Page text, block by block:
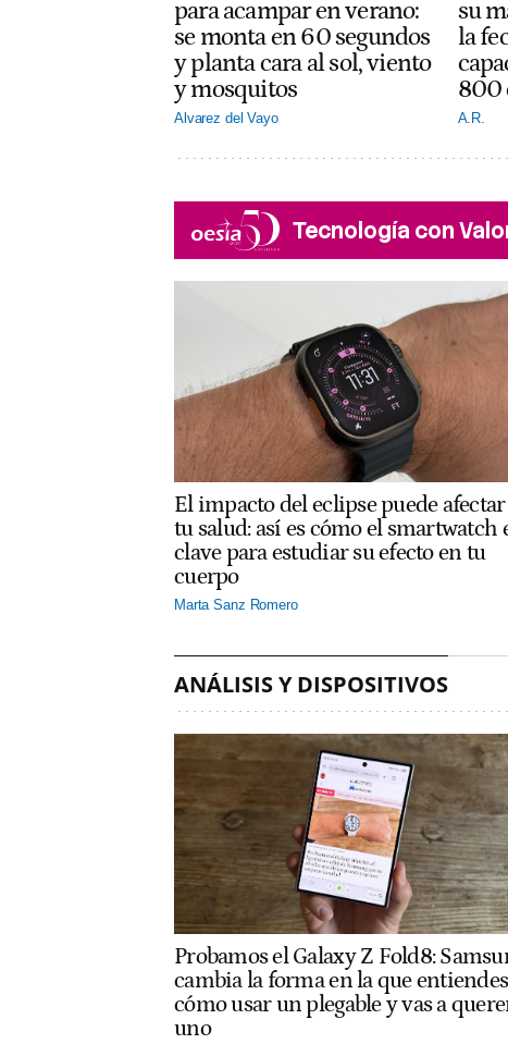
para acampar en verano:
se monta en 60 segundos
y planta cara al sol, viento
y mosquitos
Alvarez del Vayo
su
la
800
A.R.
Tecnología con
El impacto del eclipse puede afectar
tu salud: así es cómo el smartwatch
clave para estudiar su efecto en tu
cuerpo
Marta Sanz Romero
ANÁLISIS Y DISPOSITIVOS
Probamos el Galaxy Z Fold8:
cambia la forma en la que entiendes
cómo usar un plegable y vas a
uno